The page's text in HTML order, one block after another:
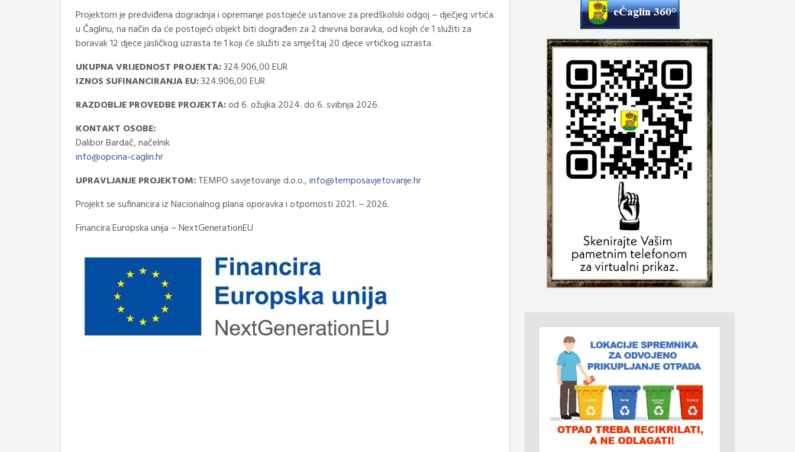
Projektom je predviđena dogradnja i opremanje postojeće ustanove za predškolski odgoj – dječjeg vrtića
u Čaglinu, na način da će postojeći objekt biti dograđen za 2 dnevna boravka, od kojih će 1 služiti za
boravak 12 djece jasličkog uzrasta te 1 koji će služiti za smještaj 20 djece vrtićkog uzrasta.
UKUPNA VRIJEDNOST PROJEKTA:324.906,00 EUR
IZNOS SUFINANCIRANJA EU:324.906,00 EUR
RAZDOBLJE PROVEDBE PROJEKTA:od 6. ožujka 2024. do 6. svibnja 2026.
KONTAKT OSOBE:
Dalibor Bardač, načelnik
info@opcina-caglin.hr
UPRAVLJANJE PROJEKTOM:TEMPO savjetovanje d.o.o.,info@temposavjetovanje.hr
Projekt se sufinancira iz Nacionalnog plana oporavka i otpornosti 2021. – 2026.
Financira Europska unija – NextGenerationEU